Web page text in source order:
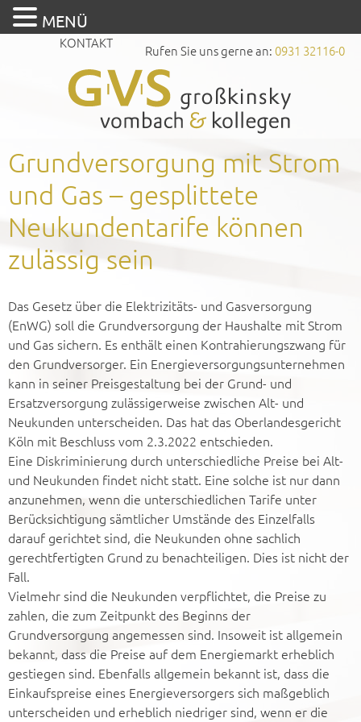
Rufen Sie uns gerne an: 0931 32116-0
KONTAKT
Grundversorgung mit Strom
und Gas – gesplittete
Neukundentarife können
zulässig sein
Das Gesetz über die Elektrizitäts- und Gasversorgung
(EnWG) soll die Grundversorgung der Haushalte mit Strom
und Gas sichern. Es enthält einen Kontrahierungszwang für
den Grundversorger. Ein Energieversorgungsunternehmen
kann in seiner Preisgestaltung bei der Grund- und
Ersatzversorgung zulässigerweise zwischen Alt- und
Neukunden unterscheiden. Das hat das Oberlandesgericht
Köln mit Beschluss vom 2.3.2022 entschieden.
Eine Diskriminierung durch unterschiedliche Preise bei Alt-
und Neukunden findet nicht statt. Eine solche ist nur dann
anzunehmen, wenn die unterschiedlichen Tarife unter
Berücksichtigung sämtlicher Umstände des Einzelfalls
darauf gerichtet sind, die Neukunden ohne sachlich
gerechtfertigten Grund zu benachteiligen. Dies ist nicht der
Fall.
Vielmehr sind die Neukunden verpflichtet, die Preise zu
zahlen, die zum Zeitpunkt des Beginns der
Grundversorgung angemessen sind. Insoweit ist allgemein
bekannt, dass die Preise auf dem Energiemarkt erheblich
gestiegen sind. Ebenfalls allgemein bekannt ist, dass die
Einkaufspreise eines Energieversorgers sich maßgeblich
unterscheiden und erheblich niedriger sind, wenn er die
MENÜ